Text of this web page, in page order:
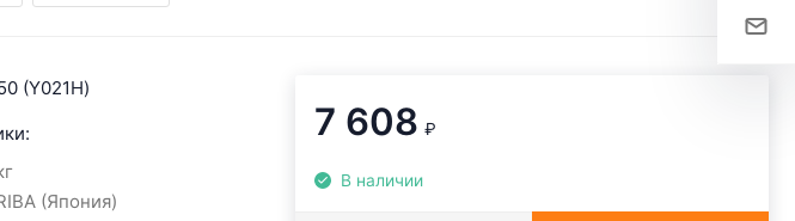
(Y021H)
(Япония)
7 608 ₽
В наличии